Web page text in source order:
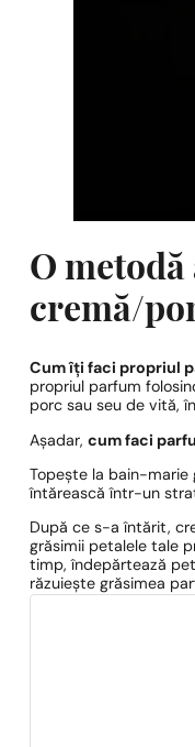
O
cremă/
Cum îți faci propriul
propriul parfum
porc sau seu de vită,
Așadar,cum faci
Topește la bain-
întărească într-un
După ce s-a întărit,
grăsimii petalele tale
timp, îndepărtează
răzuiește grăsimea